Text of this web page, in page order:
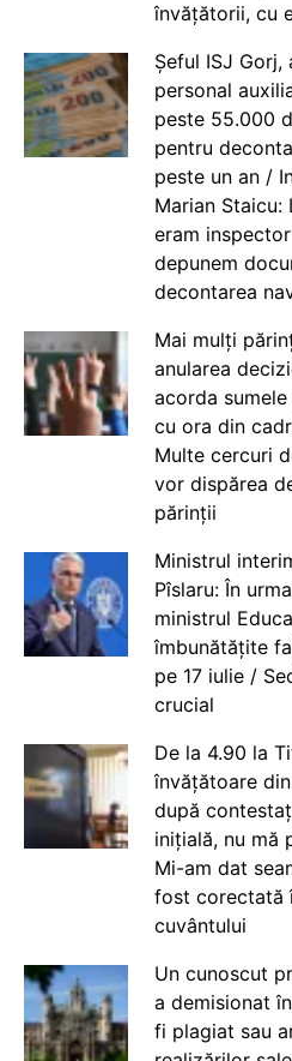
învățătorii, cu
Șeful ISJ
personal
peste 55.000
pentru
peste un an /
Marian Staicu:
eram
depunem
decontarea
Mai mulți
anularea
acorda
cu ora din
Multe cercuri
vor dispărea
părinții
Ministrul
Pîslaru: În
ministrul
îmbunătățite
pe 17 iulie /
crucial
De la 4.90 la
învățătoare
după
inițială, nu mă
Mi-am dat
fost corectată
cuvântului
Un cunoscut
a demisionat
fi plagiat sau